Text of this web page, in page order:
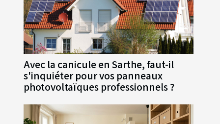
Avec la canicule en Sarthe, faut-il
s'inquiéter pour vos panneaux
photovoltaïques professionnels ?